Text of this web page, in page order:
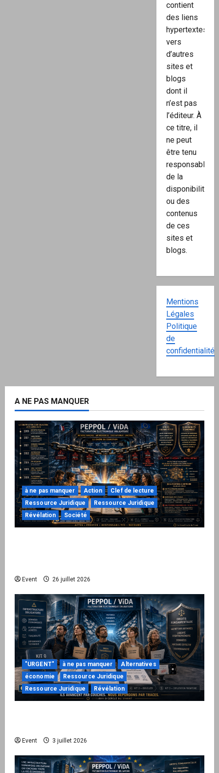
contient
des liens
hypertextes
vers
d’autres
sites et
blogs
dont il
n’est pas
l’éditeur. À
ce titre, il
ne peut
être tenu
responsable
de la
disponibilité
ou des
contenus
de ces
sites et
blogs.
Mentions
Légales
Politique
de
confidentialité
A NE PAS MANQUER
à ne pas manquer Action
Clef de lecture
Ressource Juridique
Ressource Juridique
Révélation
Société
Event 26 juillet 2026
"URGENT" à ne pas manquer
Alternatives
économie
Ressource Juridique
Ressource Juridique
Révélation
Event 3 juillet 2026